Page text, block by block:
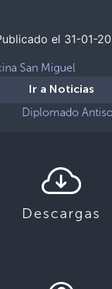
el 31-01-
San Miguel
Ir a Noticias
Diplomado
Descargas